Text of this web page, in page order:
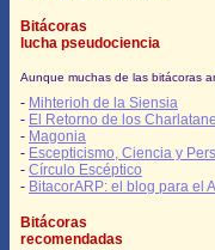
Bitácoras
lucha pseudociencia
Aunque muchas de las bitácoras
- Mihterioh de la Siensia
- El Retorno de los
- Magonia
- Escepticismo, Ciencia y
- Círculo Escéptico
- BitacorARP: el blog para el
Bitácoras
recomendadas